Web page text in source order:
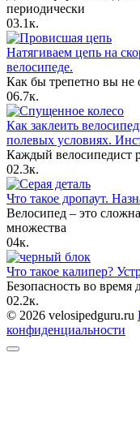
периодически
03.1к.
Натягиваем цепь на
велосипеде.
Как бы трепетно вы не
06.7к.
Как заклеить
полевых условиях.
Каждый велосипедист
02.3к.
Что такое дропаут.
Велосипед – это
множества
04к.
Что такое калипер?
Безопасность во
02.2к.
© 2026 velosipedguru.ru
конфиденциальности